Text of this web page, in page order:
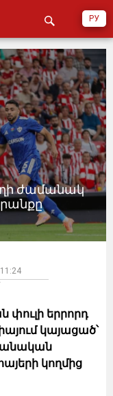
РУ
ժամանակ
փուլի երրորդ
կայացած՝
կողմից